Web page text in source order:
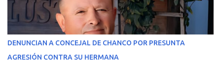
En el detalle regional, se indica que en la comuna de Cauquenes se
identificó a cuatro funcionarios involucrados en este tipo de
operaciones. Asimismo, se precisa que uno de los casos
corresponde a un funcionario de la Municipalidad de Chanco,
detectaron incumplimientos a la normativa vigente. El informe
DENUNCIAN A CONCEJAL DE CHANCO POR PRESUNTA
AGRESIÓN CONTRA SU HERMANA